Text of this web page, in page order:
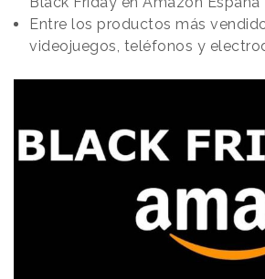
Entre los productos más
videojuegos, teléfonos y